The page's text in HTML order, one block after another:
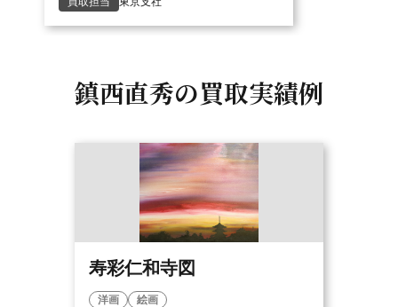
鎮西直秀の買取実績例
寿彩仁和寺図
洋画 絵画